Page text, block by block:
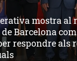
mostra al
Barcelona
respondre als